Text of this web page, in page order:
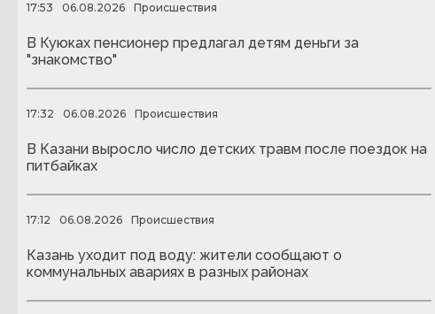
17:53 06.08.2026 Происшествия
В Куюках пенсионер предлагал детям деньги за
"знакомство"
17:32 06.08.2026 Происшествия
В Казани выросло число детских травм после поездок на
питбайках
17:12 06.08.2026 Происшествия
Казань уходит под воду: жители сообщают о
коммунальных авариях в разных районах